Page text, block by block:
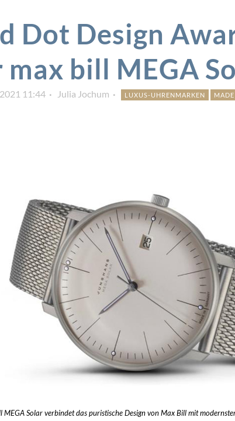
Dot Design
bill MEGA
11:44 Julia Jochum LUXUS-UHRENMARKEN
MEGA Solar verbindet das puristische Design von Max Bill mit